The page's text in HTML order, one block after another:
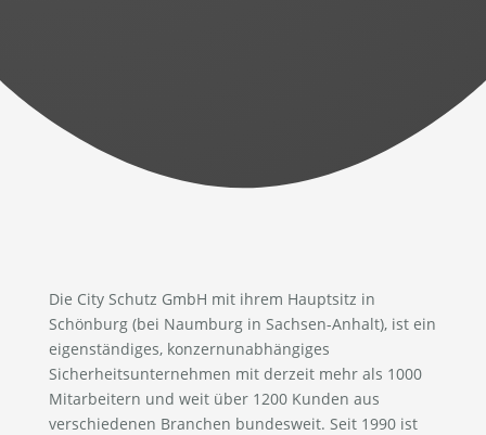
Die City Schutz GmbH mit ihrem Hauptsitz in
Schönburg (bei Naumburg in Sachsen-Anhalt), ist ein
eigenständiges, konzernunabhängiges
Sicherheitsunternehmen mit derzeit mehr als 1000
Mitarbeitern und weit über 1200 Kunden aus
verschiedenen Branchen bundesweit. Seit 1990 ist